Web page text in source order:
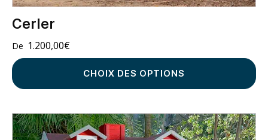
Cerler
1.200,00€
CHOIX DES OPTIONS